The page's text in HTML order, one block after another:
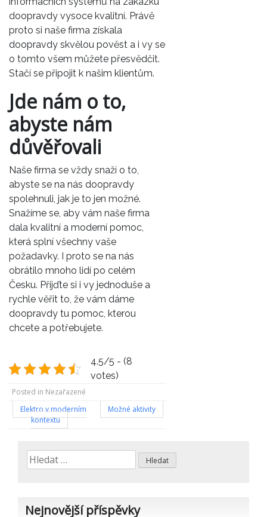
doopravdy vysoce kvalitní. Právě
proto si naše firma získala
doopravdy skvělou pověst a i vy se
o tomto všem můžete přesvědčit.
Stačí se připojit k našim klientům.
Jde nám o to,
abyste nám
důvěřovali
Naše firma se vždy snaží o to,
abyste se na nás doopravdy
spolehnuli, jak je to jen možné.
Snažíme se, aby vám naše firma
dala kvalitní a moderní pomoc,
která splní všechny vaše
požadavky. I proto se na nás
obrátilo mnoho lidí po celém
Česku. Přijďte si i vy jednoduše a
rychle věřit to, že vám dáme
doopravdy tu pomoc, kterou
chcete a potřebujete.
4.5/5 - (8
votes)
Posted in Nezařazené
Navigace
pro
příspěvek
Elektro v moderním
kontextu
Možné aktivity
Vyhledávání
Nejnovější příspěvky